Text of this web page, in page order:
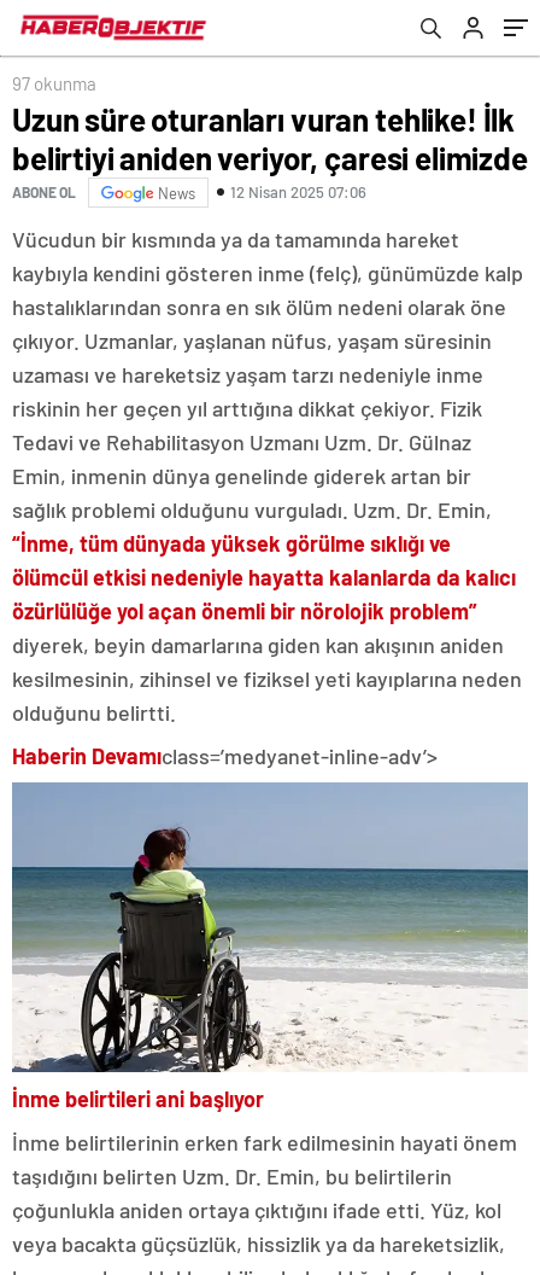
97 okunma
Uzun süre oturanları vuran tehlike! İlk
belirtiyi aniden veriyor, çaresi elimizde
ABONE OL News 12 Nisan 2025 07:06
Vücudun bir kısmında ya da tamamında hareket
kaybıyla kendini gösteren inme (felç), günümüzde kalp
hastalıklarından sonra en sık ölüm nedeni olarak öne
çıkıyor. Uzmanlar, yaşlanan nüfus, yaşam süresinin
uzaması ve hareketsiz yaşam tarzı nedeniyle inme
riskinin her geçen yıl arttığına dikkat çekiyor. Fizik
Tedavi ve Rehabilitasyon Uzmanı Uzm. Dr. Gülnaz
Emin, inmenin dünya genelinde giderek artan bir
sağlık problemi olduğunu vurguladı. Uzm. Dr. Emin,
“İnme, tüm dünyada yüksek görülme sıklığı ve
ölümcül etkisi nedeniyle hayatta kalanlarda da kalıcı
özürlülüğe yol açan önemli bir nörolojik problem”
diyerek, beyin damarlarına giden kan akışının aniden
kesilmesinin, zihinsel ve fiziksel yeti kayıplarına neden
olduğunu belirtti.
Haberin Devamıclass=’medyanet-inline-adv’>
İnme belirtileri ani başlıyor
İnme belirtilerinin erken fark edilmesinin hayati önem
taşıdığını belirten Uzm. Dr. Emin, bu belirtilerin
çoğunlukla aniden ortaya çıktığını ifade etti. Yüz, kol
veya bacakta güçsüzlük, hissizlik ya da hareketsizlik,